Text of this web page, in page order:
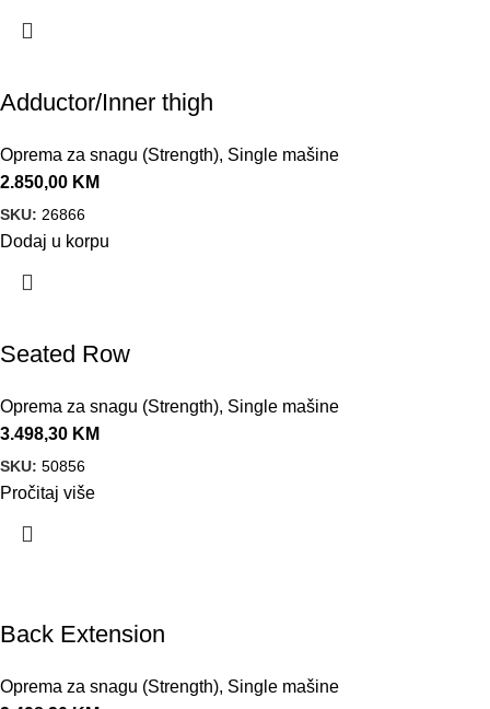
Adductor/Inner thigh
Oprema za snagu (Strength), Single mašine
2.850,00 KM
SKU: 26866
Dodaj u korpu
Seated Row
Oprema za snagu (Strength), Single mašine
3.498,30 KM
SKU: 50856
Pročitaj više
Back Extension
Oprema za snagu (Strength), Single mašine